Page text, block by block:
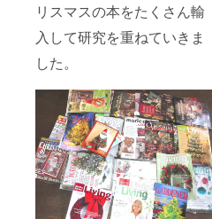
リスマスの本をたくさん輸
入して研究を重ねていきま
した。